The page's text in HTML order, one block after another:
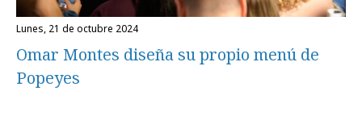
lunes, 21 de octubre 2024
Omar Montes diseña su propio menú de
Popeyes